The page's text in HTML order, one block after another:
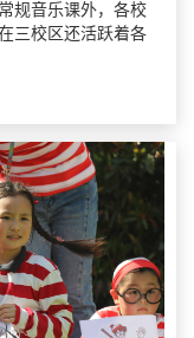
规音乐课外，各校
三校区还活跃着各
在音乐道路上蓬勃